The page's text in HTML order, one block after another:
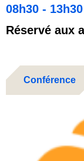
08h30 - 13h30
Réservé aux
Conférence